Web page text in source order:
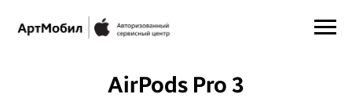
AirPods Pro 3